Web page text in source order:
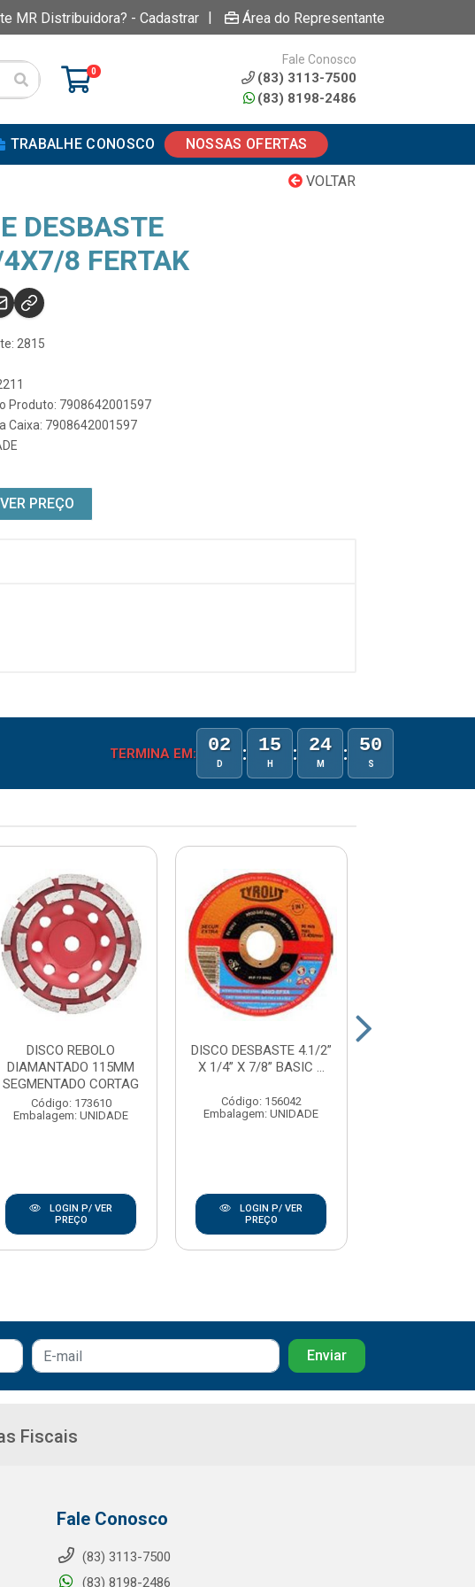
MR Distribuidora? - Cadastrar | Área do Representante
0
Fale Conosco
(83) 3113-7500
(83) 8198-2486
TRABALHE CONOSCO NOSSAS OFERTAS
VOLTAR
DESBASTE
8 FERTAK
2815
Produto: 7908642001597
Caixa: 7908642001597
PREÇO
TERMINA EM: 02
D : 15
H : 24
M : 50
S
DISCO REBOLO
DIAMANTADO 115MM
SEGMENTADO CORTAG
Código: 173610
Embalagem: UNIDADE
LOGIN P/ VER
PREÇO
DISCO DESBASTE 4.1/2”
X 1/4” X 7/8” BASIC ...
Código: 156042
Embalagem: UNIDADE
LOGIN P/ VER
PREÇO
Fiscais
Fale Conosco
(83) 3113-7500
(83) 8198-2486